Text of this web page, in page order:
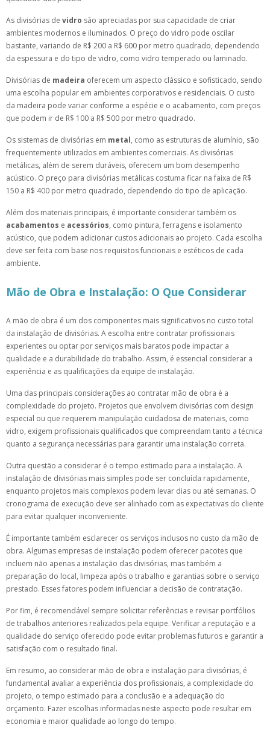
As divisórias de vidro são apreciadas por sua capacidade de criar
ambientes modernos e iluminados. O preço do vidro pode oscilar
bastante, variando de R$ 200 a R$ 600 por metro quadrado, dependendo
da espessura e do tipo de vidro, como vidro temperado ou laminado.
Divisórias de madeira oferecem um aspecto clássico e sofisticado, sendo
uma escolha popular em ambientes corporativos e residenciais. O custo
da madeira pode variar conforme a espécie e o acabamento, com preços
que podem ir de R$ 100 a R$ 500 por metro quadrado.
Os sistemas de divisórias em metal, como as estruturas de alumínio, são
frequentemente utilizados em ambientes comerciais. As divisórias
metálicas, além de serem duráveis, oferecem um bom desempenho
acústico. O preço para divisórias metálicas costuma ficar na faixa de R$
150 a R$ 400 por metro quadrado, dependendo do tipo de aplicação.
Além dos materiais principais, é importante considerar também os
acabamentos e acessórios, como pintura, ferragens e isolamento
acústico, que podem adicionar custos adicionais ao projeto. Cada escolha
deve ser feita com base nos requisitos funcionais e estéticos de cada
ambiente.
Mão de Obra e Instalação: O Que Considerar
A mão de obra é um dos componentes mais significativos no custo total
da instalação de divisórias. A escolha entre contratar profissionais
experientes ou optar por serviços mais baratos pode impactar a
qualidade e a durabilidade do trabalho. Assim, é essencial considerar a
experiência e as qualificações da equipe de instalação.
Uma das principais considerações ao contratar mão de obra é a
complexidade do projeto. Projetos que envolvem divisórias com design
especial ou que requerem manipulação cuidadosa de materiais, como
vidro, exigem profissionais qualificados que compreendam tanto a técnica
quanto a segurança necessárias para garantir uma instalação correta.
Outra questão a considerar é o tempo estimado para a instalação. A
instalação de divisórias mais simples pode ser concluída rapidamente,
enquanto projetos mais complexos podem levar dias ou até semanas. O
cronograma de execução deve ser alinhado com as expectativas do cliente
para evitar qualquer inconveniente.
É importante também esclarecer os serviços inclusos no custo da mão de
obra. Algumas empresas de instalação podem oferecer pacotes que
incluem não apenas a instalação das divisórias, mas também a
preparação do local, limpeza após o trabalho e garantias sobre o serviço
prestado. Esses fatores podem influenciar a decisão de contratação.
Por fim, é recomendável sempre solicitar referências e revisar portfólios
de trabalhos anteriores realizados pela equipe. Verificar a reputação e a
qualidade do serviço oferecido pode evitar problemas futuros e garantir a
satisfação com o resultado final.
Em resumo, ao considerar mão de obra e instalação para divisórias, é
fundamental avaliar a experiência dos profissionais, a complexidade do
projeto, o tempo estimado para a conclusão e a adequação do
orçamento. Fazer escolhas informadas neste aspecto pode resultar em
economia e maior qualidade ao longo do tempo.